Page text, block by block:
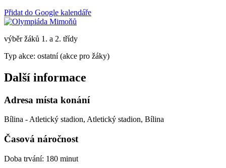
Přidat do Google kalendáře
výběr žáků 1. a 2. třídy
Typ akce: ostatní (akce pro žáky)
Další informace
Adresa místa konání
Bílina - Atletický stadion, Atletický stadion, Bílina
Časová náročnost
Doba trvání: 180 minut